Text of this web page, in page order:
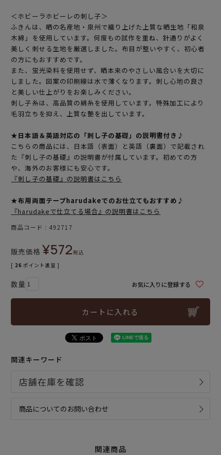
＜ホビーラホビーレの刺し子＞
ふきんは、晒の名産地・泉州で織り上げた上質な晒生地「和泉
木綿」を使用しています。何度もの試作を重ね、針通りがよく
美しく刺せる生地を厳選しました。布目が整いやすく、初心者
の方にもおすすめです。
また、蛍光染料を使用せず、晒本来のやさしい風合いを大切に
しました。図案の印刷線は水で薄くなります。刺し心地の良さ
と美しい仕上がりをお楽しみください。
刺し子糸は、高品質の綿糸を使用しています。特殊加工により
毛羽立ちを抑え、上質な艶を出しています。
★日本語＆英語対応の「刺し子の基礎」の説明書付き♪
こちらの商品には、日本語（表面）と英語（裏面）で記載され
た『刺し子の基礎』の説明書が付属しています。初めての方
や、海外のお客様にも安心です。
『刺し子の基礎』の説明書はこちら
★布用両面テープharudakeでのお仕立てもおすすめ♪
『harudakeで仕立てる場合』の説明書はこちら
商品コード 492717
販売価格 ¥572税込
[ 26 ポイント進呈 ]
お気に入りに登録する
カートに入れる
関連キーワード
商品についてのお問い合わせ
関連商品